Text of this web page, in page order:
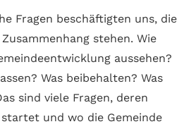
Fragen beschäftigten uns, die
stehen. Wie
aussehen?
Was be­ibehalten? Was
sind viele Fragen, deren
und wo die Gemeinde